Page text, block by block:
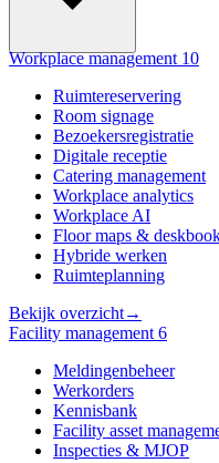
Workplace management 10
Ruimtereservering
Room signage
Bezoekersregistratie
Digitale receptie
Catering management
Workplace analytics
Workplace AI
Floor maps &
Hybride werken
Ruimteplanning
Bekijk overzicht→
Facility management 6
Meldingenbeheer
Werkorders
Kennisbank
Facility asset
Inspecties & MJOP